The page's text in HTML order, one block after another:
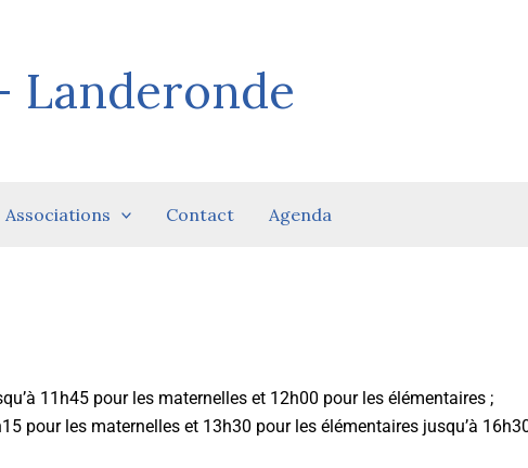
Landeronde
Associations Contact Agenda
11h45 pour les maternelles et 12h00 pour les élémentaires ;
pour les maternelles et 13h30 pour les élémentaires jusqu’à